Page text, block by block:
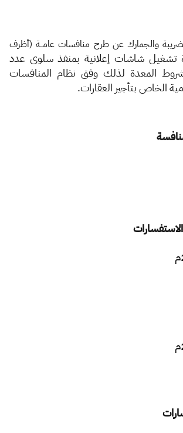
ضريبة القيمة المضافة
التصرفات العقارية
والجمارك عن طرح منافسات عامــة (أظرف
تشغيل شاشات إعلانية بمنفذ سلوى عدد
المعدة لذلك وفق نظام المنافسات
الخاص بتأجير العقارات.